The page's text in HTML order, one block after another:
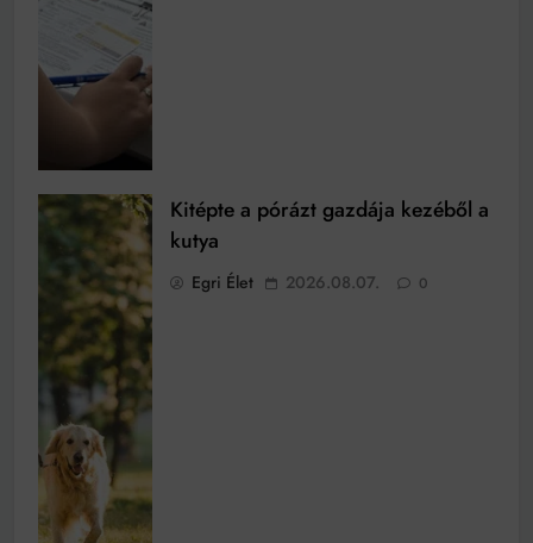
Kitépte a pórázt gazdája kezéből a
kutya
Egri Élet 2026.08.07. 0